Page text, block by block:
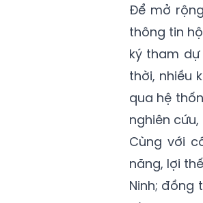
Để mở
thông tin
ký tham
thời, nhiều
qua hệ
nghiên
Cùng với
năng, lợi
Ninh; đồng